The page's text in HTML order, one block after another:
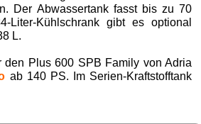
Der Abwassertank fasst bis zu 70
Liter-Kühlschrank gibt es optional
L.
den Plus 600 SPB Family von Adria
ab 140 PS. Im Serien-Kraftstofftank